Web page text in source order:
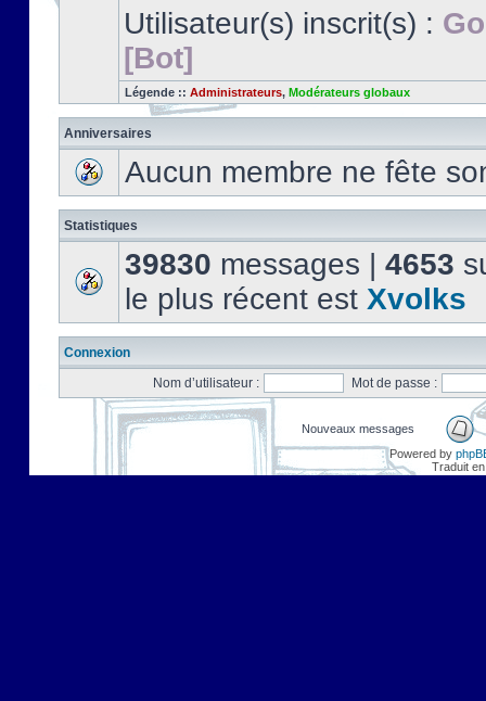
Utilisateur(s) inscrit(s) :
[Bot]
Légende :: Administrateurs, Modérateurs globaux
Anniversaires
Aucun membre ne fête
Statistiques
39830 messages | 4653
le plus récent est Xvolks
Connexion
Nom d’utilisateur :
Mot de passe :
Nouveaux messages
Powered by
Traduit